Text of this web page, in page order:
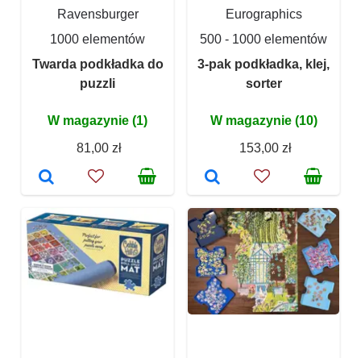
Ravensburger
1000 elementów
Twarda podkładka do
puzzli
W magazynie (1)
81,00 zł
Eurographics
500 - 1000 elementów
3-pak podkładka, klej,
sorter
W magazynie (10)
153,00 zł